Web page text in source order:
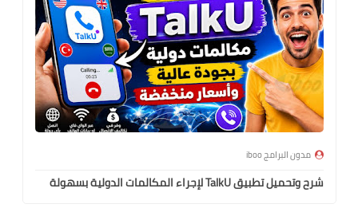
مدون البرامج iboo
شرح وتحميل تطبيق TalkU لإجراء المكالمات الدولية بسهولة